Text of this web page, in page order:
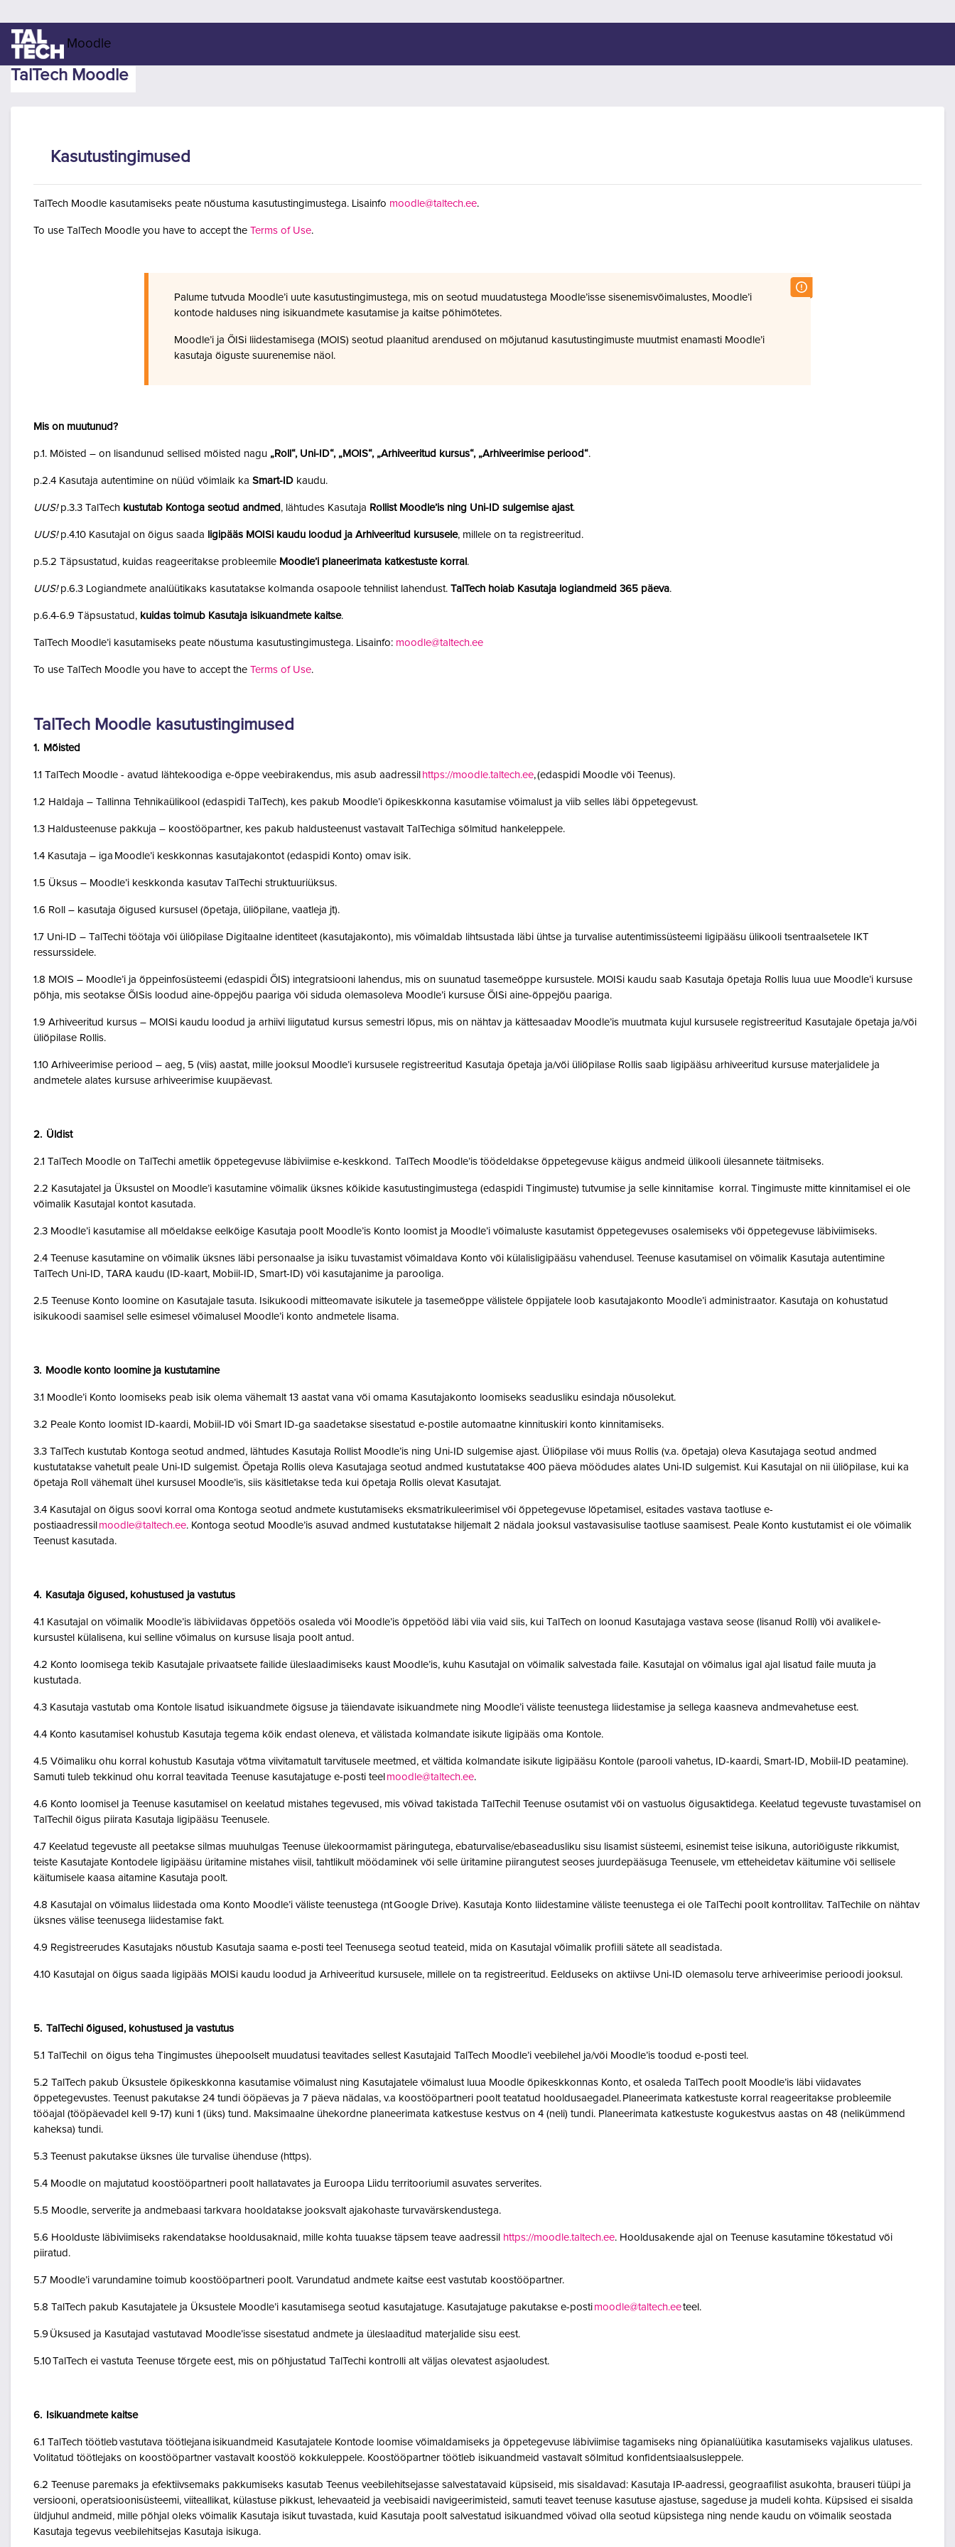
Moodle
TalTech Moodle
Kasutustingimused
TalTech Moodle kasutamiseks peate nõustuma kasutustingimustega. Lisainfo moodle@taltech.ee.
To use TalTech Moodle you have to accept the Terms of Use.
Palume tutvuda Moodle’i uute kasutustingimustega, mis on seotud muudatustega Moodle’isse sisenemisvõimalustes, Moodle’i
kontode halduses ning isikuandmete kasutamise ja kaitse põhimõtetes.
Moodle’i ja ÕISi liidestamisega (MOIS) seotud plaanitud arendused on mõjutanud kasutustingimuste muutmist enamasti Moodle’i
kasutaja õiguste suurenemise näol.
Mis on muutunud?
p.1. Mõisted – on lisandunud sellised mõisted nagu „Roll“, Uni-ID“, „MOIS“, „Arhiveeritud kursus“, „Arhiveerimise periood“.
p.2.4 Kasutaja autentimine on nüüd võimlaik ka Smart-ID kaudu.
UUS!p.3.3 TalTech kustutab Kontoga seotud andmed , lähtudes Kasutaja Rollist Moodle’is ning Uni-ID sulgemise ajast.
UUS!p.4.10 Kasutajal on õigus saada ligipääs MOISi kaudu loodud ja Arhiveeritud kursusele, millele on ta registreeritud.
p.5.2 Täpsustatud, kuidas reageeritakse probleemile Moodle’i planeerimata katkestuste korral .
UUS!p.6.3 Logiandmete analüütikaks kasutatakse kolmanda osapoole tehnilist lahendust. TalTech hoiab Kasutaja logiandmeid 365 päeva.
p.6.4-6.9 Täpsustatud, kuidas toimub Kasutaja isikuandmete kaitse.
TalTech Moodle’i kasutamiseks peate nõustuma kasutustingimustega. Lisainfo: moodle@taltech.ee
To use TalTech Moodle you have to accept the Terms of Use.
TalTech Moodle kasutustingimused
1. Mõisted
1.1 TalTech Moodle - avatud lähtekoodiga e-õppe veebirakendus, mis asub aadressil https://moodle.taltech.ee, (edaspidi Moodle või Teenus).
1.2 Haldaja – Tallinna Tehnikaülikool (edaspidi TalTech), kes pakub Moodle’i õpikeskkonna kasutamise võimalust ja viib selles läbi õppetegevust.
1.3 Haldusteenuse pakkuja – koostööpartner, kes pakub haldusteenust vastavalt TalTechiga sõlmitud hankeleppele.
1.4 Kasutaja – iga Moodle’i keskkonnas kasutajakontot (edaspidi Konto) omav isik.
1.5 Üksus – Moodle’i keskkonda kasutav TalTechi struktuuriüksus.
1.6 Roll – kasutaja õigused kursusel (õpetaja, üliõpilane, vaatleja jt).
1.7 Uni-ID – TalTechi töötaja või üliõpilase Digitaalne identiteet (kasutajakonto), mis võimaldab lihtsustada läbi ühtse ja turvalise autentimissüsteemi ligipääsu ülikooli tsentraalsetele IKT
ressurssidele.
1.8 MOIS – Moodle’i ja õppeinfosüsteemi (edaspidi ÕIS) integratsiooni lahendus, mis on suunatud tasemeõppe kursustele. MOISi kaudu saab Kasutaja õpetaja Rollis luua uue Moodle’i kursuse
põhja, mis seotakse ÕISis loodud aine-õppejõu paariga või siduda olemasoleva Moodle’i kursuse ÕISi aine-õppejõu paariga.
1.9 Arhiveeritud kursus – MOISi kaudu loodud ja arhiivi liigutatud kursus semestri lõpus, mis on nähtav ja kättesaadav Moodle’is muutmata kujul kursusele registreeritud Kasutajale õpetaja ja/või
üliõpilase Rollis.
1.10 Arhiveerimise periood – aeg, 5 (viis) aastat, mille jooksul Moodle’i kursusele registreeritud Kasutaja õpetaja ja/või üliõpilase Rollis saab ligipääsu arhiveeritud kursuse materjalidele ja
andmetele alates kursuse arhiveerimise kuupäevast.
2. Üldist
2.1 TalTech Moodle on TalTechi ametlik õppetegevuse läbiviimise e-keskkond. TalTech Moodle’is töödeldakse õppetegevuse käigus andmeid ülikooli ülesannete täitmiseks.
2.2 Kasutajatel ja Üksustel on Moodle’i kasutamine võimalik üksnes kõikide kasutustingimustega (edaspidi Tingimuste) tutvumise ja selle kinnitamise korral. Tingimuste mitte kinnitamisel ei ole
võimalik Kasutajal kontot kasutada.
2.3 Moodle’i kasutamise all mõeldakse eelkõige Kasutaja poolt Moodle’is Konto loomist ja Moodle’i võimaluste kasutamist õppetegevuses osalemiseks või õppetegevuse läbiviimiseks.
2.4 Teenuse kasutamine on võimalik üksnes läbi personaalse ja isiku tuvastamist võimaldava Konto või külalisligipääsu vahendusel. Teenuse kasutamisel on võimalik Kasutaja autentimine
TalTech Uni-ID, TARA kaudu (ID-kaart, Mobiil-ID, Smart-ID) või kasutajanime ja parooliga.
2.5 Teenuse Konto loomine on Kasutajale tasuta. Isikukoodi mitteomavate isikutele ja tasemeõppe välistele õppijatele loob kasutajakonto Moodle’i administraator. Kasutaja on kohustatud
isikukoodi saamisel selle esimesel võimalusel Moodle’i konto andmetele lisama.
3. Moodle konto loomine ja kustutamine
3.1 Moodle’i Konto loomiseks peab isik olema vähemalt 13 aastat vana või omama Kasutajakonto loomiseks seadusliku esindaja nõusolekut.
3.2 Peale Konto loomist ID-kaardi, Mobiil-ID või Smart ID-ga saadetakse sisestatud e-postile automaatne kinnituskiri konto kinnitamiseks.
3.3 TalTech kustutab Kontoga seotud andmed, lähtudes Kasutaja Rollist Moodle’is ning Uni-ID sulgemise ajast. Üliõpilase või muus Rollis (v.a. õpetaja) oleva Kasutajaga seotud andmed
kustutatakse vahetult peale Uni-ID sulgemist. Õpetaja Rollis oleva Kasutajaga seotud andmed kustutatakse 400 päeva möödudes alates Uni-ID sulgemist. Kui Kasutajal on nii üliõpilase, kui ka
õpetaja Roll vähemalt ühel kursusel Moodle’is, siis käsitletakse teda kui õpetaja Rollis olevat Kasutajat.
3.4 Kasutajal on õigus soovi korral oma Kontoga seotud andmete kustutamiseks eksmatrikuleerimisel või õppetegevuse lõpetamisel, esitades vastava taotluse e-
postiaadressil moodle@taltech.ee. Kontoga seotud Moodle’is asuvad andmed kustutatakse hiljemalt 2 nädala jooksul vastavasisulise taotluse saamisest. Peale Konto kustutamist ei ole võimalik
Teenust kasutada.
4. Kasutaja õigused, kohustused ja vastutus
4.1 Kasutajal on võimalik Moodle’is läbiviidavas õppetöös osaleda või Moodle’is õppetööd läbi viia vaid siis, kui TalTech on loonud Kasutajaga vastava seose (lisanud Rolli) või avalikel e-
kursustel külalisena, kui selline võimalus on kursuse lisaja poolt antud.
4.2 Konto loomisega tekib Kasutajale privaatsete failide üleslaadimiseks kaust Moodle’is, kuhu Kasutajal on võimalik salvestada faile. Kasutajal on võimalus igal ajal lisatud faile muuta ja
kustutada.
4.3 Kasutaja vastutab oma Kontole lisatud isikuandmete õigsuse ja täiendavate isikuandmete ning Moodle’i väliste teenustega liidestamise ja sellega kaasneva andmevahetuse eest.
4.4 Konto kasutamisel kohustub Kasutaja tegema kõik endast oleneva, et välistada kolmandate isikute ligipääs oma Kontole.
4.5 Võimaliku ohu korral kohustub Kasutaja võtma viivitamatult tarvitusele meetmed, et vältida kolmandate isikute ligipääsu Kontole (parooli vahetus, ID-kaardi, Smart-ID, Mobiil-ID peatamine).
Samuti tuleb tekkinud ohu korral teavitada Teenuse kasutajatuge e-posti teel moodle@taltech.ee.
4.6 Konto loomisel ja Teenuse kasutamisel on keelatud mistahes tegevused, mis võivad takistada TalTechil Teenuse osutamist või on vastuolus õigusaktidega. Keelatud tegevuste tuvastamisel on
TalTechil õigus piirata Kasutaja ligipääsu Teenusele.
4.7 Keelatud tegevuste all peetakse silmas muuhulgas Teenuse ülekoormamist päringutega, ebaturvalise/ebaseadusliku sisu lisamist süsteemi, esinemist teise isikuna, autoriõiguste rikkumist,
teiste Kasutajate Kontodele ligipääsu üritamine mistahes viisil, tahtlikult möödaminek või selle üritamine piirangutest seoses juurdepääsuga Teenusele, vm etteheidetav käitumine või sellisele
käitumisele kaasa aitamine Kasutaja poolt.
4.8 Kasutajal on võimalus liidestada oma Konto Moodle’i väliste teenustega (nt Google Drive). Kasutaja Konto liidestamine väliste teenustega ei ole TalTechi poolt kontrollitav. TalTechile on nähtav
üksnes välise teenusega liidestamise fakt.
4.9 Registreerudes Kasutajaks nõustub Kasutaja saama e-posti teel Teenusega seotud teateid, mida on Kasutajal võimalik profiili sätete all seadistada.
4.10 Kasutajal on õigus saada ligipääs MOISi kaudu loodud ja Arhiveeritud kursusele, millele on ta registreeritud. Eelduseks on aktiivse Uni-ID olemasolu terve arhiveerimise perioodi jooksul.
5. TalTechi õigused, kohustused ja vastutus
5.1 TalTechil on õigus teha Tingimustes ühepoolselt muudatusi teavitades sellest Kasutajaid TalTech Moodle’i veebilehel ja/või Moodle’is toodud e-posti teel.
5.2 TalTech pakub Üksustele õpikeskkonna kasutamise võimalust ning Kasutajatele võimalust luua Moodle õpikeskkonnas Konto, et osaleda TalTech poolt Moodle’is läbi viidavates
õppetegevustes. Teenust pakutakse 24 tundi ööpäevas ja 7 päeva nädalas, v.a koostööpartneri poolt teatatud hooldusaegadel. Planeerimata katkestuste korral reageeritakse probleemile
tööajal (tööpäevadel kell 9-17) kuni 1 (üks) tund. Maksimaalne ühekordne planeerimata katkestuse kestvus on 4 (neli) tundi. Planeerimata katkestuste kogukestvus aastas on 48 (nelikümmend
kaheksa) tundi.
5.3 Teenust pakutakse üksnes üle turvalise ühenduse (https).
5.4 Moodle on majutatud koostööpartneri poolt hallatavates ja Euroopa Liidu territooriumil asuvates serverites.
5.5 Moodle, serverite ja andmebaasi tarkvara hooldatakse jooksvalt ajakohaste turvavärskendustega.
5.6 Hoolduste läbiviimiseks rakendatakse hooldusaknaid, mille kohta tuuakse täpsem teave aadressil https://moodle.taltech.ee. Hooldusakende ajal on Teenuse kasutamine tõkestatud või
piiratud.
5.7 Moodle’i varundamine toimub koostööpartneri poolt. Varundatud andmete kaitse eest vastutab koostööpartner.
5.8 TalTech pakub Kasutajatele ja Üksustele Moodle’i kasutamisega seotud kasutajatuge. Kasutajatuge pakutakse e-posti moodle@taltech.eeteel.
5.9 Üksused ja Kasutajad vastutavad Moodle’isse sisestatud andmete ja üleslaaditud materjalide sisu eest.
5.10 TalTech ei vastuta Teenuse tõrgete eest, mis on põhjustatud TalTechi kontrolli alt väljas olevatest asjaoludest.
6. Isikuandmete kaitse
6.1 TalTech töötleb vastutava töötlejana isikuandmeid Kasutajatele Kontode loomise võimaldamiseks ja õppetegevuse läbiviimise tagamiseks ning õpianalüütika kasutamiseks vajalikus ulatuses.
Volitatud töötlejaks on koostööpartner vastavalt koostöö kokkuleppele. Koostööpartner töötleb isikuandmeid vastavalt sõlmitud konfidentsiaalsusleppele.
6.2 Teenuse paremaks ja efektiivsemaks pakkumiseks kasutab Teenus veebilehitsejasse salvestatavaid küpsiseid, mis sisaldavad: Kasutaja IP-aadressi, geograafilist asukohta, brauseri tüüpi ja
versiooni, operatsioonisüsteemi, viiteallikat, külastuse pikkust, lehevaateid ja veebisaidi navigeerimisteid, samuti teavet teenuse kasutuse ajastuse, sageduse ja mudeli kohta. Küpsised ei sisalda
üldjuhul andmeid, mille põhjal oleks võimalik Kasutaja isikut tuvastada, kuid Kasutaja poolt salvestatud isikuandmed võivad olla seotud küpsistega ning nende kaudu on võimalik seostada
Kasutaja tegevus veebilehitsejas Kasutaja isikuga.